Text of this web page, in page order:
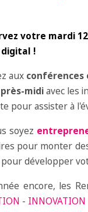
votre mardi
!
aux conférences
midiavec les
pour assister à
soyez
pour monter
développer
encore, les
- INNOVATION